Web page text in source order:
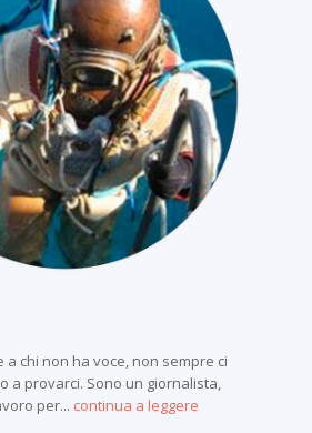
a chi non ha voce, non sempre ci
a provarci. Sono un giornalista,
per... continua a leggere